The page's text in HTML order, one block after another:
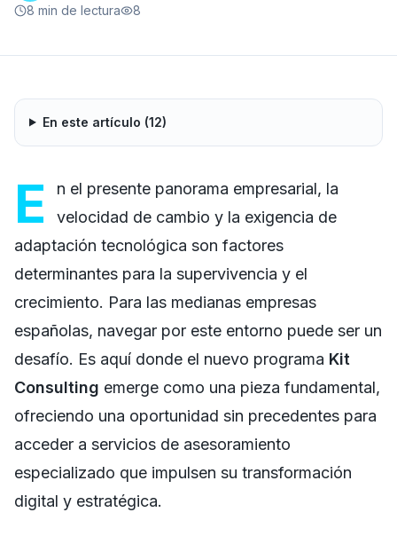
8 min de lectura 8
En este artículo (12)
E
n el presente panorama empresarial, la
velocidad de cambio y la exigencia de
adaptación tecnológica son factores
determinantes para la supervivencia y el
crecimiento. Para las medianas empresas
españolas, navegar por este entorno puede ser un
desafío. Es aquí donde el nuevo programa Kit
Consulting emerge como una pieza fundamental,
ofreciendo una oportunidad sin precedentes para
acceder a servicios de asesoramiento
especializado que impulsen su transformación
digital y estratégica.